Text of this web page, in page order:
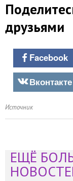
друзьями
Facebook
Вконтакте
Источник
ЕЩЁ